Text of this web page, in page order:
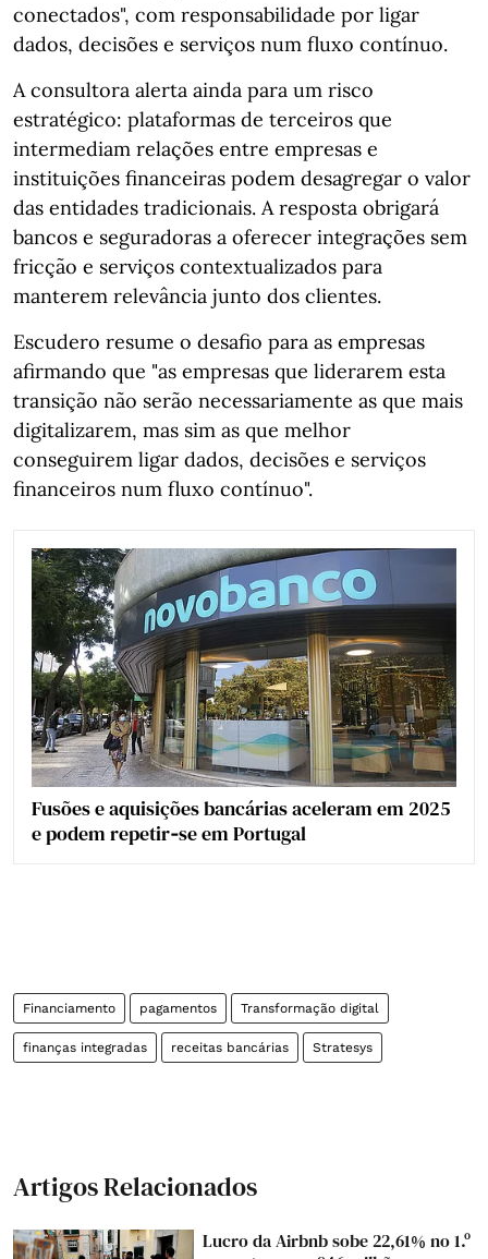
conectados", com responsabilidade por ligar
dados, decisões e serviços num fluxo contínuo.
A consultora alerta ainda para um risco
estratégico: plataformas de terceiros que
intermediam relações entre empresas e
instituições financeiras podem desagregar o valor
das entidades tradicionais. A resposta obrigará
bancos e seguradoras a oferecer integrações sem
fricção e serviços contextualizados para
manterem relevância junto dos clientes.
Escudero resume o desafio para as empresas
afirmando que "as empresas que liderarem esta
transição não serão necessariamente as que mais
digitalizarem, mas sim as que melhor
conseguirem ligar dados, decisões e serviços
financeiros num fluxo contínuo".
Fusões e aquisições bancárias aceleram em 2025
e podem repetir‑se em Portugal
Financiamento pagamentos Transformação digital
finanças integradas receitas bancárias Stratesys
Artigos Relacionados
Lucro da Airbnb sobe 22,61% no 1.º